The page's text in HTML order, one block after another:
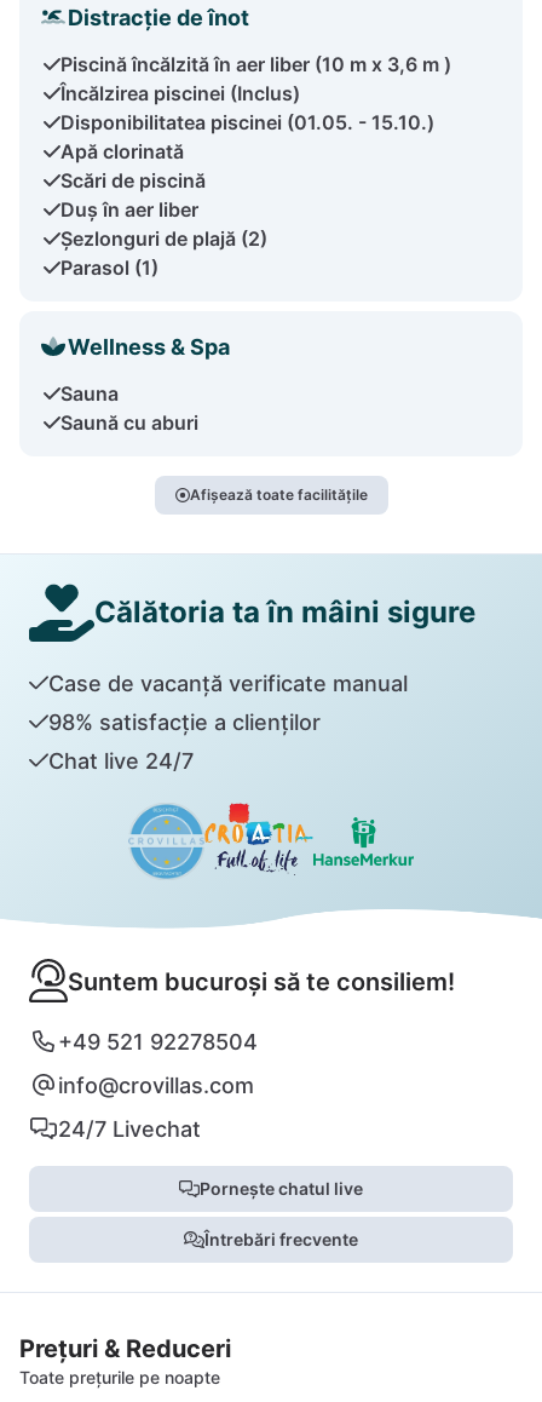
Distracție de înot
Piscină încălzită în aer liber (10 m x 3,6 m )
Încălzirea piscinei (Inclus)
Disponibilitatea piscinei (01.05. - 15.10.)
Apă clorinată
Scări de piscină
Duș în aer liber
Șezlonguri de plajă (2)
Parasol (1)
Wellness & Spa
Sauna
Saună cu aburi
Afișează toate facilitățile
Călătoria ta în mâini sigure
Case de vacanță verificate manual
98% satisfacție a clienților
Chat live 24/7
Suntem bucuroși să te consiliem!
+49 521 92278504
info@crovillas.com
24/7 Livechat
Pornește chatul live
Întrebări frecvente
Prețuri & Reduceri
Toate prețurile pe noapte